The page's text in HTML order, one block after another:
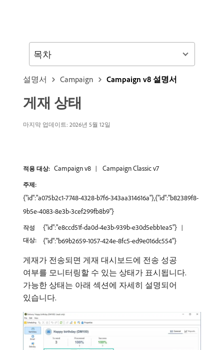
설명서 Campaign Campaign v8 설명서
게재 상태
마지막 업데이트: 2026년 5월 12일
적용 대상: Campaign v8 Campaign Classic v7
주제:
{"id":"a075b2c1-7748-4328-b7f6-343aa314616a"},{"id":"b82389f8-
9b5e-4083-8e3b-3cef299fb8b9"}
작성
대상:
{"id":"e8ccd51f-da0d-4e3b-939b-e30d5ebb1ea5"}
{"id":"b69b2659-1057-424e-8fc5-ed9e016dc554"}
게재가 전송되면 게재 대시보드에 전송 성공
여부를 모니터링할 수 있는 상태가 표시됩니다.
가능한 상태는 아래 섹션에 자세히 설명되어
있습니다.
목차